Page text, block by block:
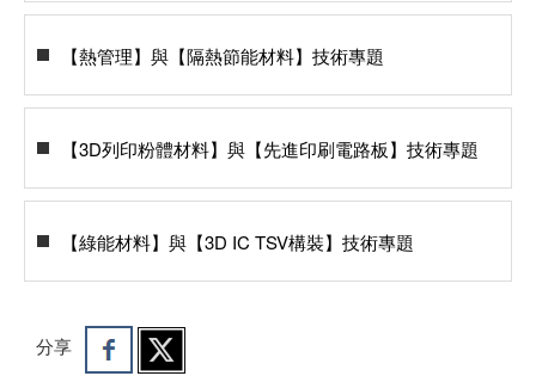
【熱管理】與【隔熱節能材料】技術專題
【3D列印粉體材料】與【先進印刷電路板】技術專題
【綠能材料】與【3D IC TSV構裝】技術專題
分享